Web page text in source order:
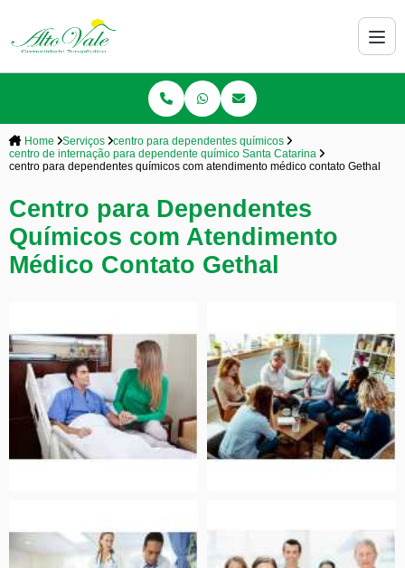
Home Serviços
centro para dependentes químicos
centro de internação para dependente químico Santa Catarina
centro para dependentes químicos com atendimento médico contato Gethal
Centro para Dependentes
Químicos com Atendimento
Médico Contato Gethal